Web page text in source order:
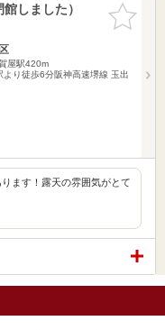
お気に入
りに追加
しました）
屋駅420m
り徒歩6分阪神高速堺線 玉出
ます！露天の雰囲気がとて